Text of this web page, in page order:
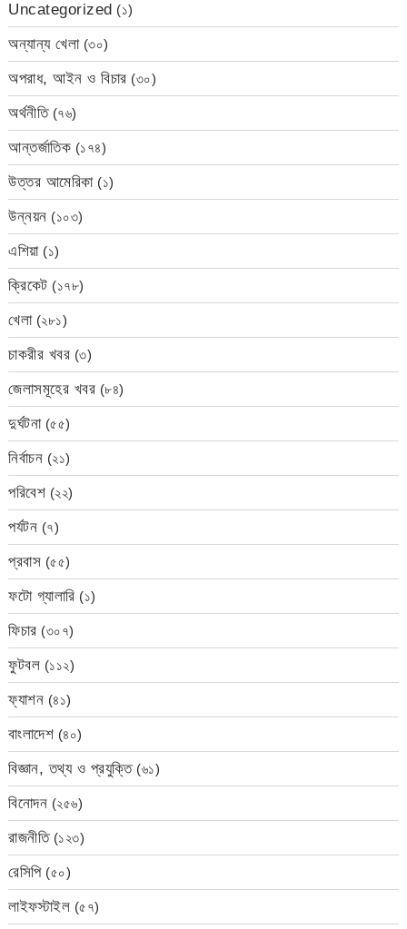
Uncategorized (১)
অন্যান্য খেলা(৩০)
অপরাধ, আইন ও বিচার (৩০)
অর্থনীতি(৭৬)
আন্তর্জাতিক (১৭৪)
উত্তর আমেরিকা(১)
উন্নয়ন (১০৩)
এশিয়া(১)
ক্রিকেট (১৭৮)
খেলা(২৮১)
চাকরীর খবর (৩)
জেলাসমূহের খবর (৮৪)
দুর্ঘটনা(৫৫)
নির্বাচন (২১)
পরিবেশ (২২)
পর্যটন (৭)
প্রবাস (৫৫)
ফটো গ্যালারি (১)
ফিচার (৩০৭)
ফুটবল (১১২)
ফ্যাশন (৪১)
বাংলাদেশ (৪০)
বিজ্ঞান, তথ্য ও প্রযুক্তি(৬১)
বিনোদন (২৫৬)
রাজনীতি(১২৩)
রেসিপি(৫০)
লাইফস্টাইল (৫৭)